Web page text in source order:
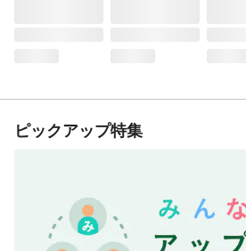
ピックアップ特集